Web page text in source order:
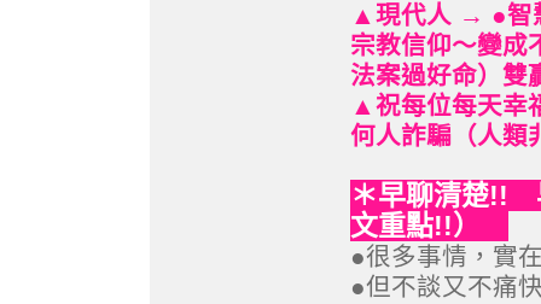
▲現代人 → ●智
宗教信仰～變成
法案過好命）雙
▲祝每位每天幸
何人詐騙（人類
＊早聊清楚!!
文重點!!）
●很多事情，實
●但不談又不痛